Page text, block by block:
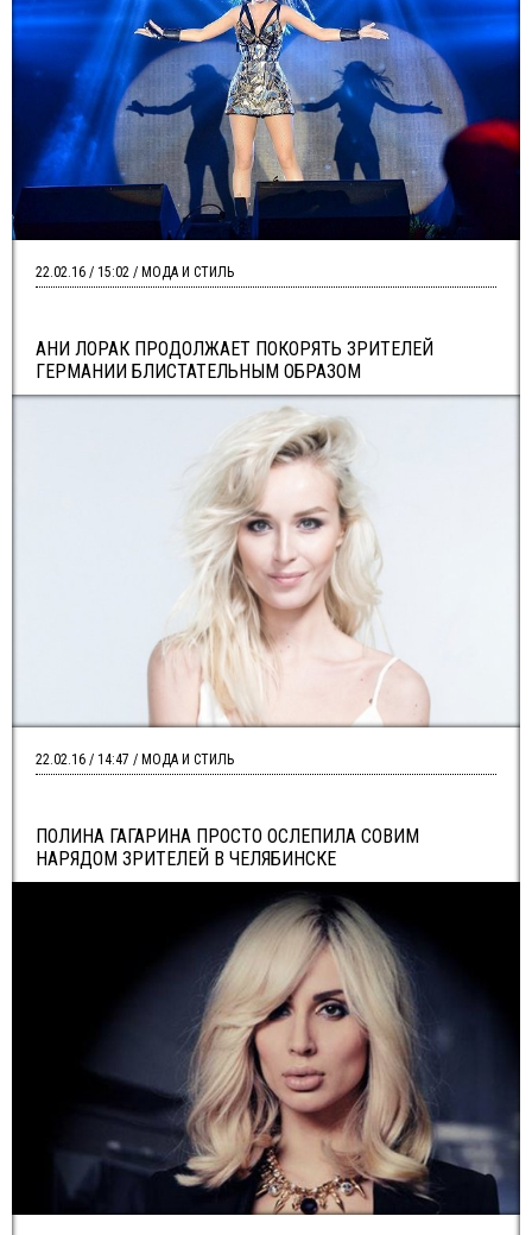
АНИ ЛОРАК ПРОДОЛЖАЕТ ПОКОРЯТЬ ЗРИТЕЛЕЙ
ГЕРМАНИИ БЛИСТАТЕЛЬНЫМ ОБРАЗОМ
22.02.16 / 15:02 / МОДА И СТИЛЬ
ПОЛИНА ГАГАРИНА ПРОСТО ОСЛЕПИЛА СОВИМ
НАРЯДОМ ЗРИТЕЛЕЙ В ЧЕЛЯБИНСКЕ
22.02.16 / 14:47 / МОДА И СТИЛЬ